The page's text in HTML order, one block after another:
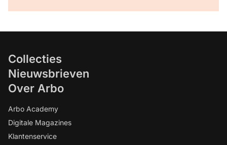
Collecties
Nieuwsbrieven
Over Arbo
Arbo Academy
Digitale Magazines
Klantenservice